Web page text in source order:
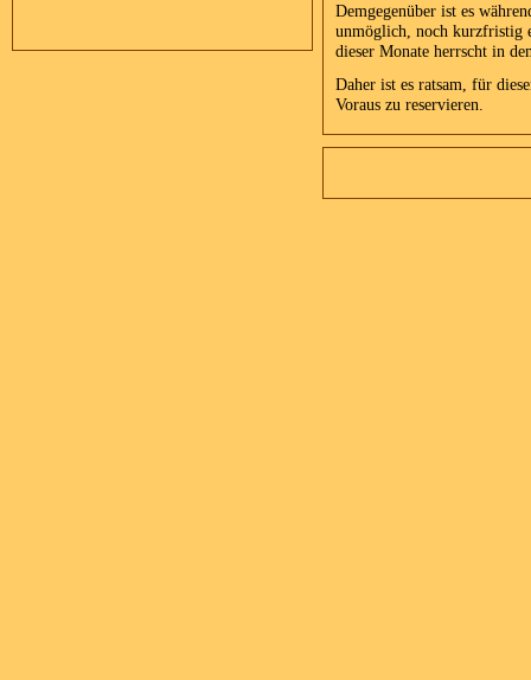
Demgegenüber ist es
unmöglich, noch kurzfristig
dieser Monate herrscht in
Daher ist es ratsam, für
Voraus zu reservieren.